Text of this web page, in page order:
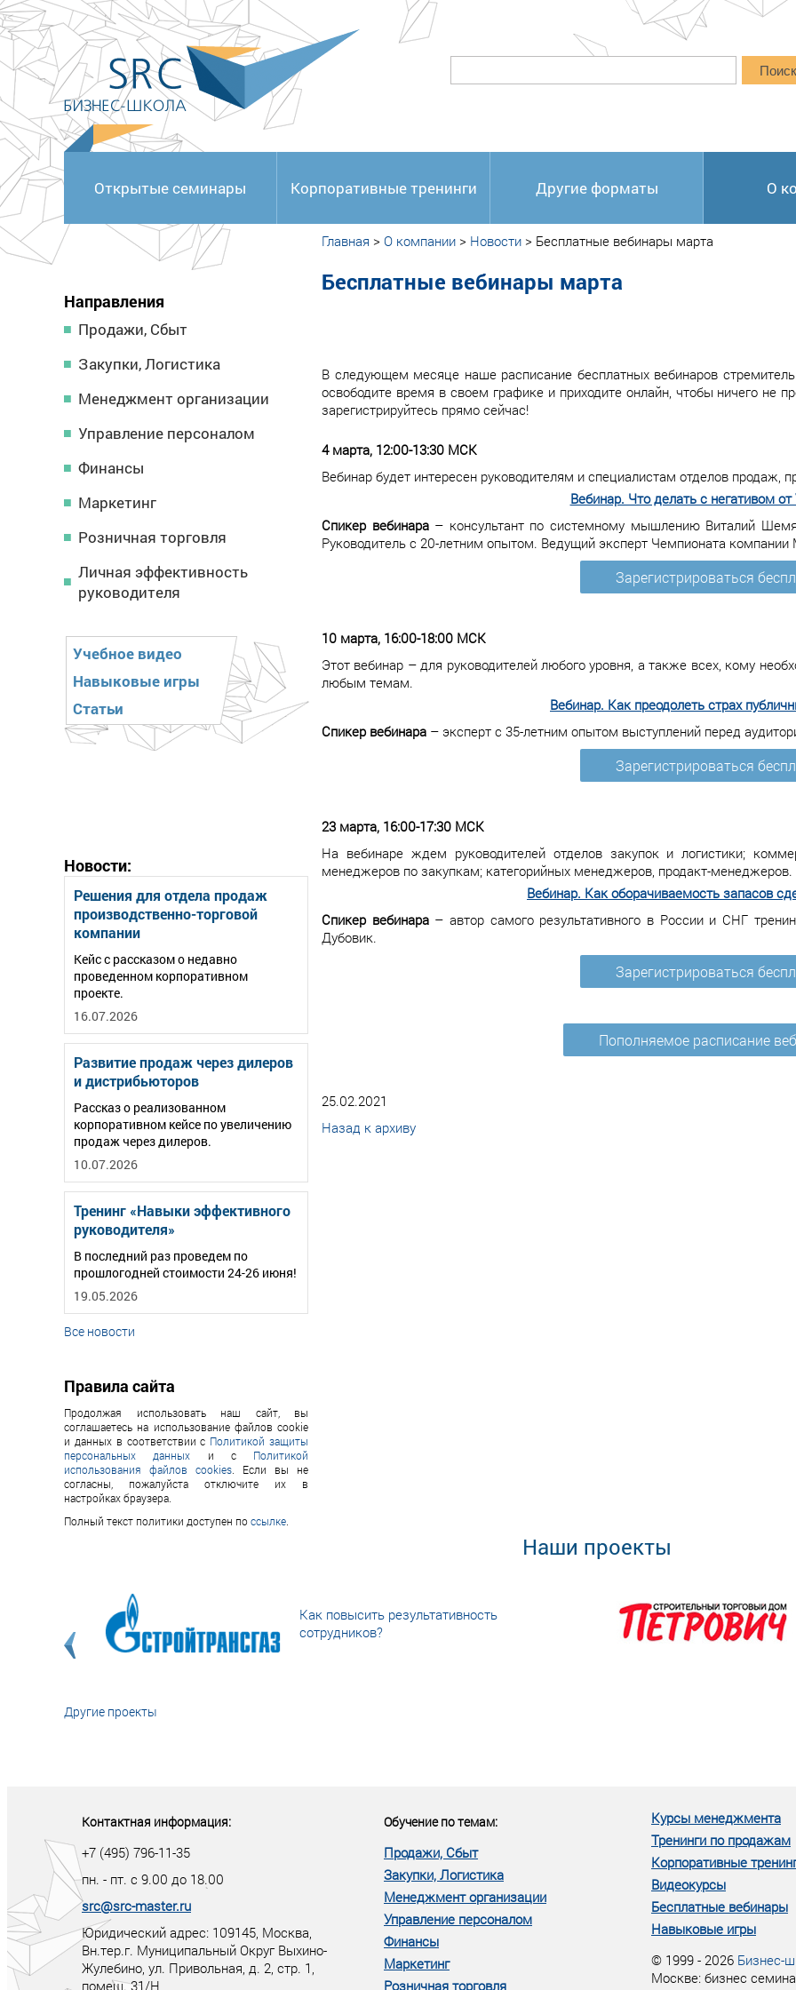
<
Поиск
Открытые семинары Корпоративные тренинги Другие форматы О
Направления
Продажи, Сбыт
Закупки, Логистика
Менеджмент организации
Управление персоналом
Финансы
Маркетинг
Розничная торговля
Личная эффективность
руководителя
Учебное видео
Навыковые игры
Статьи
Новости:
Решения для отдела продаж
производственно-торговой
компании
Кейс с рассказом о недавно
проведенном корпоративном
проекте.
16.07.2026
Развитие продаж через дилеров
и дистрибьюторов
Рассказ о реализованном
корпоративном кейсе по увеличению
продаж через дилеров.
10.07.2026
Тренинг «Навыки эффективного
руководителя»
В последний раз проведем по
прошлогодней стоимости 24-26 июня!
19.05.2026
Все новости
Правила сайта
Продолжая использовать наш сайт, вы
соглашаетесь на использование файлов cookie
и данных в соответствии с Политикой защиты
персональных данных и с Политикой
использования файлов cookies . Если вы не
согласны, пожалуйста отключите их в
настройках браузера.
Полный текст политики доступен поссылке
Главная > О компании > Новости > Бесплатные вебинары марта
Бесплатные вебинары марта
В следующем месяце наше расписание бесплатных вебинаров
освободите время в своем графике и приходите онлайн, чтобы ничего не
зарегистрируйтесь прямо сейчас!
4 марта, 12:00-13:30 МСК
Вебинар будет интересен руководителям и специалистам отделов продаж,
Вебинар. Что делать с негативом от
Спикер вебинара– консультант по системному мышлению Виталий
Руководитель с 20-летним опытом. Ведущий эксперт Чемпионата
Зарегистрироваться
10 марта, 16:00-18:00 МСК
Этот вебинар – для руководителей любого уровня, а также всех, кому
любым темам.
Вебинар. Как преодолеть страх
Спикер вебинара – эксперт с 35-летним опытом выступлений перед
Зарегистрироваться
23 марта, 16:00-17:30 МСК
На вебинаре ждем руководителей отделов закупок и логистики;
менеджеров по закупкам; категорийных менеджеров, продакт-менеджеров.
Вебинар. Как оборачиваемость запасов
Спикер вебинара– автор самого результативного в России и СНГ
Дубовик.
Зарегистрироваться
Пополняемое расписание
25.02.2021
Назад к архиву
Наши проекты
Как повысить результативность
сотрудников?
Другие проекты
Контактная информация:
+7 (495) 796-11-35
пн. - пт. с 9.00 до 18.00
src@src-master.ru
Юридический адрес: 109145, Москва,
Вн.тер.г. Муниципальный Округ Выхино-
Жулебино, ул. Привольная, д. 2, стр. 1,
помещ. 31/Н
Обучение по темам:
Продажи, Сбыт
Закупки, Логистика
Менеджмент организации
Управление персоналом
Финансы
Маркетинг
Розничная торговля
Курсы менеджмента
Тренинги по продажам
Корпоративные
Видеокурсы
Бесплатные вебинары
Навыковые игры
© 1999 - 2026 Бизнес-
Москве: бизнес